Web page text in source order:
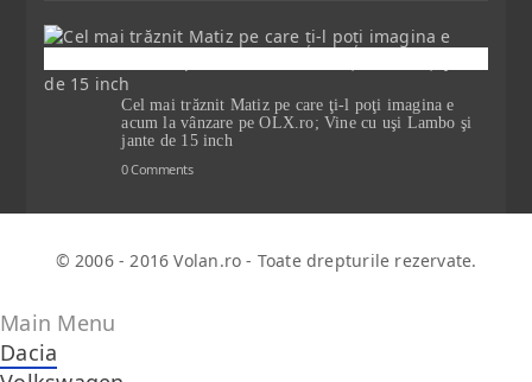
Cel mai trăznit Matiz pe care ţi-l poţi imagina e
acum la vânzare pe OLX.ro; Vine cu uşi Lambo şi
jante de 15 inch
0 Comments
© 2006 - 2016 Volan.ro - Toate drepturile rezervate.
Main Menu
Dacia